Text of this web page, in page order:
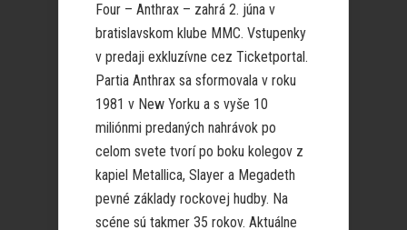
Four – Anthrax – zahrá 2. júna v
bratislavskom klube MMC. Vstupenky
v predaji exkluzívne cez Ticketportal.
Partia Anthrax sa sformovala v roku
1981 v New Yorku a s vyše 10
miliónmi predaných nahrávok po
celom svete tvorí po boku kolegov z
kapiel Metallica, Slayer a Megadeth
pevné základy rockovej hudby. Na
scéne sú takmer 35 rokov. Aktuálne